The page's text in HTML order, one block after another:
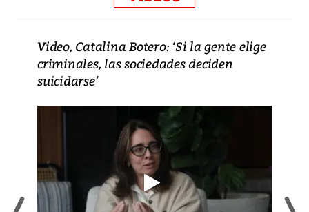
Video, Catalina Botero: ‘Si la gente elige
criminales, las sociedades deciden
suicidarse’